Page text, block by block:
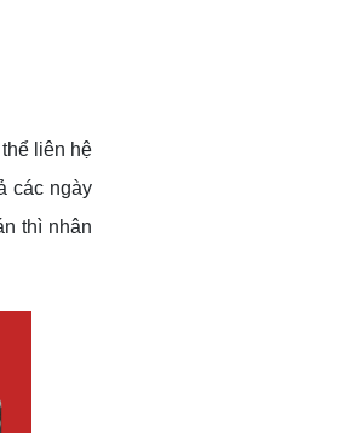
liên hệ
các ngày
thì nhân